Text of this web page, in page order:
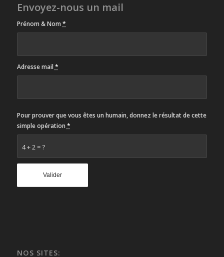
Envoyez-nous un mail
Prénom & Nom *
Adresse mail *
4 + 2 = ?
Pour prouver que vous êtes un humain, donnez le résultat de cette
simple opération *
NOS SITES: